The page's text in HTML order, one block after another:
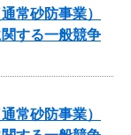
常砂防事業）
する一般競争
常砂防事業）